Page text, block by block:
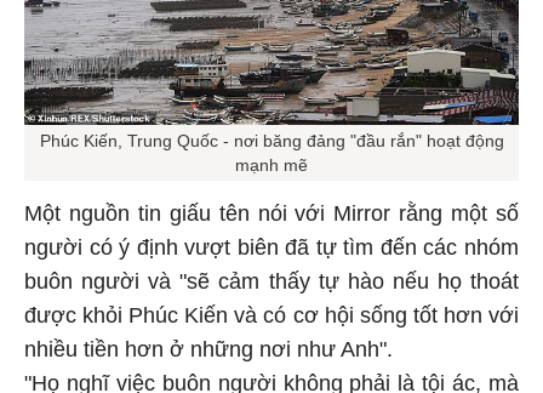
Phúc Kiến, Trung Quốc - nơi băng đảng "đầu rắn" hoạt động
mạnh mẽ
Một nguồn tin giấu tên nói với Mirror rằng một số
người có ý định vượt biên đã tự tìm đến các nhóm
buôn người và "sẽ cảm thấy tự hào nếu họ thoát
được khỏi Phúc Kiến và có cơ hội sống tốt hơn với
nhiều tiền hơn ở những nơi như Anh".
"Họ nghĩ việc buôn người không phải là tội ác, mà